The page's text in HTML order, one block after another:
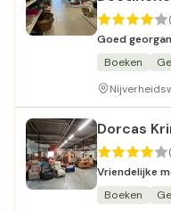
Goed
en
Boeken
Dorcas
Vriendelijke
met diverse
Boeken